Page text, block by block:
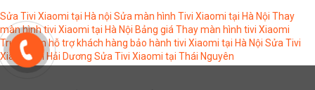
Sửa Tivi Xiaomi tại Hà nội Sửa màn hình Tivi Xiaomi tại Hà Nội Thay
màn hình tivi Xiaomi tại Hà Nội Bảng giá Thay màn hình tivi Xiaomi
Trung tâm hỗ trợ khách hàng bảo hành tivi Xiaomi tại Hà Nội Sửa Tivi
Xiaomi tại Hải Dương Sửa Tivi Xiaomi tại Thái Nguyên